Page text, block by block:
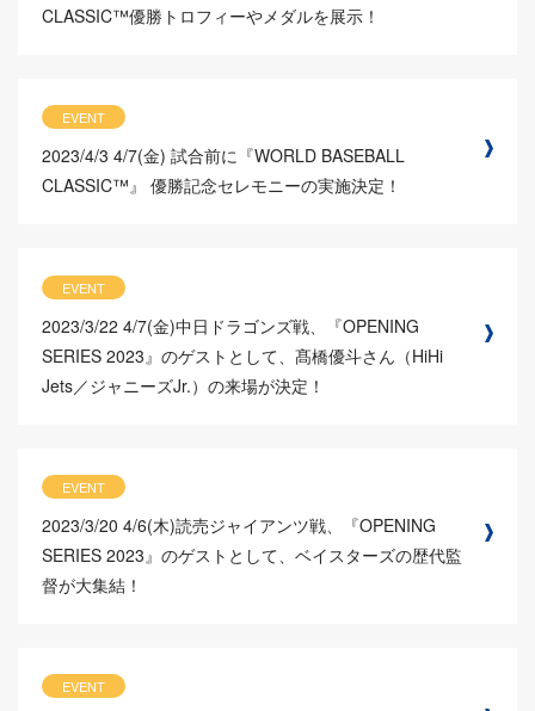
CLASSIC™優勝トロフィーやメダルを展示！
EVENT
2023/4/3 4/7(金) 試合前に『WORLD BASEBALL
CLASSIC™』 優勝記念セレモニーの実施決定！
EVENT
2023/3/22 4/7(金)中日ドラゴンズ戦、『OPENING
SERIES 2023』のゲストとして、髙橋優斗さん（HiHi
Jets／ジャニーズJr.）の来場が決定！
EVENT
2023/3/20 4/6(木)読売ジャイアンツ戦、『OPENING
SERIES 2023』のゲストとして、ベイスターズの歴代監
督が大集結！
EVENT